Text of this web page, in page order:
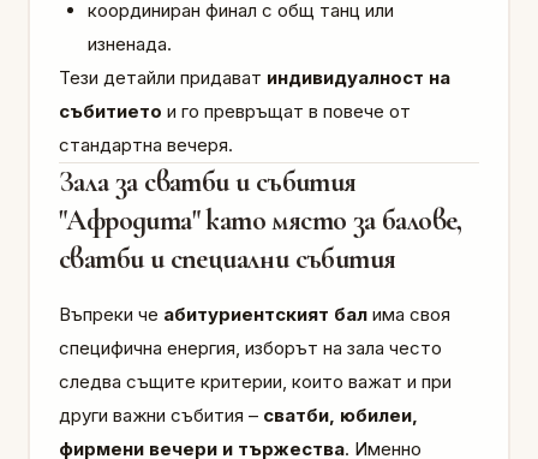
координиран финал с общ танц или
изненада.
Тези детайли придават индивидуалност на
събитието и го превръщат в повече от
стандартна вечеря.
Зала за сватби и събития
"Афродита" като място за балове,
сватби и специални събития
Въпреки че абитуриентският бал има своя
специфична енергия, изборът на зала често
следва същите критерии, които важат и при
други важни събития – сватби, юбилеи,
фирмени вечери и тържества. Именно